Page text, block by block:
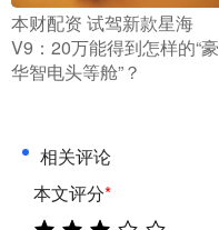
​本财配资 试驾新款星海
V9：20万能得到怎样的“豪
华智电头等舱”？
相关评论
本文评分*